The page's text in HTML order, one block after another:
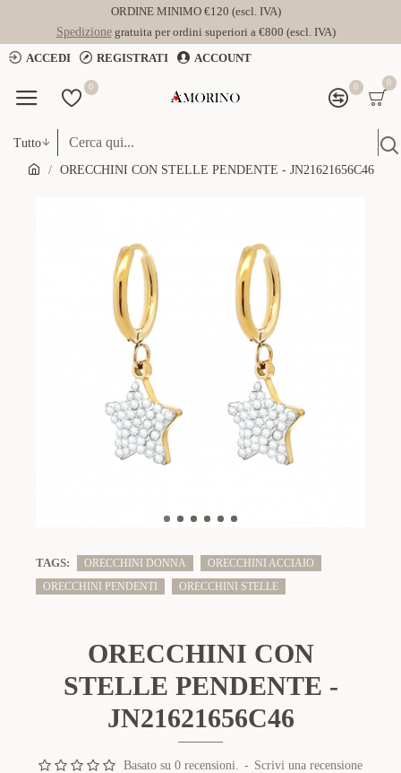
ORDINE MINIMO €120 (escl. IVA)
Spedizionegratuita per ordini superiori a €800 (escl. IVA)
ACCEDI
REGISTRATI ACCOUNT
0 0 0
Tutto
ORECCHINI CON STELLE PENDENTE - JN21621656C46
TAGS: ORECCHINI DONNA
ORECCHINI ACCIAIO
ORECCHINI PENDENTI
ORECCHINI STELLE
ORECCHINI CON
STELLE PENDENTE -
JN21621656C46
Basato su 0 recensioni. - Scrivi una recensione